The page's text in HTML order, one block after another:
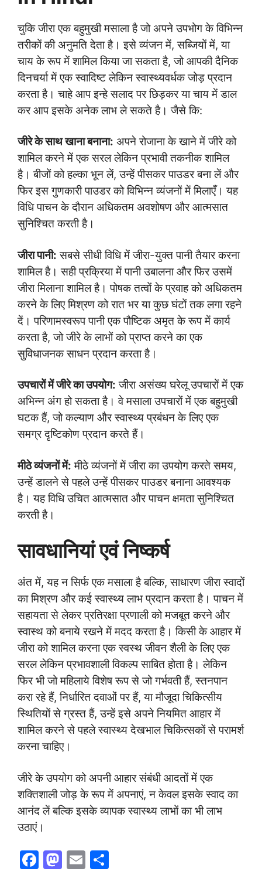
चुकि जीरा एक बहुमुखी मसाला है जो अपने उपभोग के विभिन्न
तरीकों की अनुमति देता है। इसे व्यंजन में, सब्जियों में, या
चाय के रूप में शामिल किया जा सकता है, जो आपकी दैनिक
दिनचर्या में एक स्वादिष्ट लेकिन स्वास्थ्यवर्धक जोड़ प्रदान
करता है। चाहे आप इन्हे सलाद पर छिड़कर या चाय में डाल
कर आप इसके अनेक लाभ ले सकते है। जैसे कि:
जीरे के साथ खाना बनाना: अपने रोजाना के खाने में जीरे को
शामिल करने में एक सरल लेकिन प्रभावी तकनीक शामिल
है। बीजों को हल्का भून लें, उन्हें पीसकर पाउडर बना लें और
फिर इस गुणकारी पाउडर को विभिन्न व्यंजनों में मिलाएँ। यह
विधि पाचन के दौरान अधिकतम अवशोषण और आत्मसात
सुनिश्चित करती है।
जीरा पानी: सबसे सीधी विधि में जीरा-युक्त पानी तैयार करना
शामिल है। सही प्रक्रिया में पानी उबालना और फिर उसमें
जीरा मिलाना शामिल है। पोषक तत्वों के प्रवाह को अधिकतम
करने के लिए मिश्रण को रात भर या कुछ घंटों तक लगा रहने
दें। परिणामस्वरूप पानी एक पौष्टिक अमृत के रूप में कार्य
करता है, जो जीरे के लाभों को प्राप्त करने का एक
सुविधाजनक साधन प्रदान करता है।
उपचारों में जीरे का उपयोग: जीरा असंख्य घरेलू उपचारों में एक
अभिन्न अंग हो सकता है। वे मसाला उपचारों में एक बहुमुखी
घटक हैं, जो कल्याण और स्वास्थ्य प्रबंधन के लिए एक
समग्र दृष्टिकोण प्रदान करते हैं।
मीठे व्यंजनों में: मीठे व्यंजनों में जीरा का उपयोग करते समय,
उन्हें डालने से पहले उन्हें पीसकर पाउडर बनाना आवश्यक
है। यह विधि उचित आत्मसात और पाचन क्षमता सुनिश्चित
करती है।
सावधानियां एवं निष्कर्ष
अंत में, यह न सिर्फ एक मसाला है बल्कि, साधारण जीरा स्वादों
का मिश्रण और कई स्वास्थ्य लाभ प्रदान करता है। पाचन में
सहायता से लेकर प्रतिरक्षा प्रणाली को मजबूत करने और
स्वास्थ को बनाये रखने में मदद करता है। किसी के आहार में
जीरा को शामिल करना एक स्वस्थ जीवन शैली के लिए एक
सरल लेकिन प्रभावशाली विकल्प साबित होता है। लेकिन
फिर भी जो महिलाये विशेष रूप से जो गर्भवती हैं, स्तनपान
करा रहे हैं, निर्धारित दवाओं पर हैं, या मौजूदा चिकित्सीय
स्थितियों से ग्रस्त हैं, उन्हें इसे अपने नियमित आहार में
शामिल करने से पहले स्वास्थ्य देखभाल चिकित्सकों से परामर्श
करना चाहिए।
जीरे के उपयोग को अपनी आहार संबंधी आदतों में एक
शक्तिशाली जोड़ के रूप में अपनाएं, न केवल इसके स्वाद का
आनंद लें बल्कि इसके व्यापक स्वास्थ्य लाभों का भी लाभ
उठाएं।
F
M E